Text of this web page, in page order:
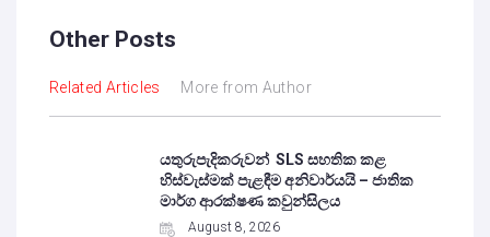
Other Posts
Related Articles More from Author
යතුරුපැදිකරුවන් SLS සහතික කළ
හිස්වැස්මක් පැළඳීම අනිවාර්යයි – ජාතික
මාර්ග ආරක්ෂණ කවුන්සිලය
August 8, 2026